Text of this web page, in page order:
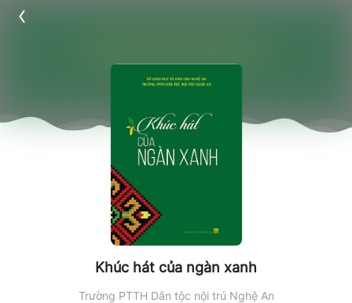
Khúc hát của ngàn xanh
Trường PTTH Dân tộc nội trú Nghệ An